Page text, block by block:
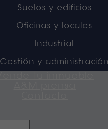
Suelos y edificios
Oficinas y locales
Industrial
Gestión y administración